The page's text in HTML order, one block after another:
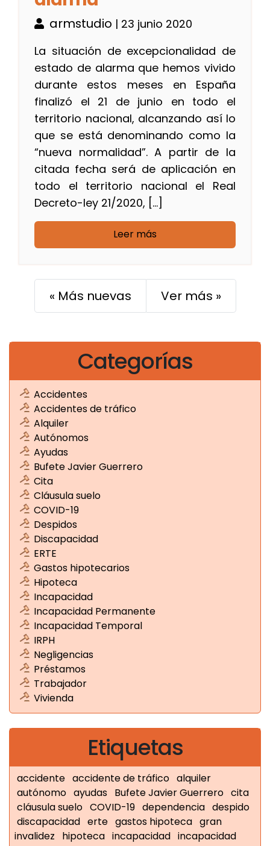
armstudio | 23 junio 2020
La situación de excepcionalidad de
estado de alarma que hemos vivido
durante estos meses en España
finalizó el 21 de junio en todo el
territorio nacional, alcanzando así lo
que se está denominando como la
“nueva normalidad”. A partir de la
citada fecha será de aplicación en
todo el territorio nacional el Real
Decreto-ley 21/2020, […]
Leer más
« Más nuevas Ver más »
Categorías
Accidentes
Accidentes de tráfico
Alquiler
Autónomos
Ayudas
Bufete Javier Guerrero
Cita
Cláusula suelo
COVID-19
Despidos
Discapacidad
ERTE
Gastos hipotecarios
Hipoteca
Incapacidad
Incapacidad Permanente
Incapacidad Temporal
IRPH
Negligencias
Préstamos
Trabajador
Vivienda
Etiquetas
accidente accidente de tráfico alquiler
autónomo ayudas Bufete Javier Guerrero cita
cláusula suelo COVID-19 dependencia despido
discapacidad erte gastos hipoteca gran
invalidez
hipoteca incapacidad incapacidad